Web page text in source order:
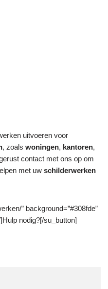
uitvoeren voor
, zoals woningen, kantoren,
contact met ons op om
met uw schilderwerken
” background=”#308fde”
nodig?[/su_button]